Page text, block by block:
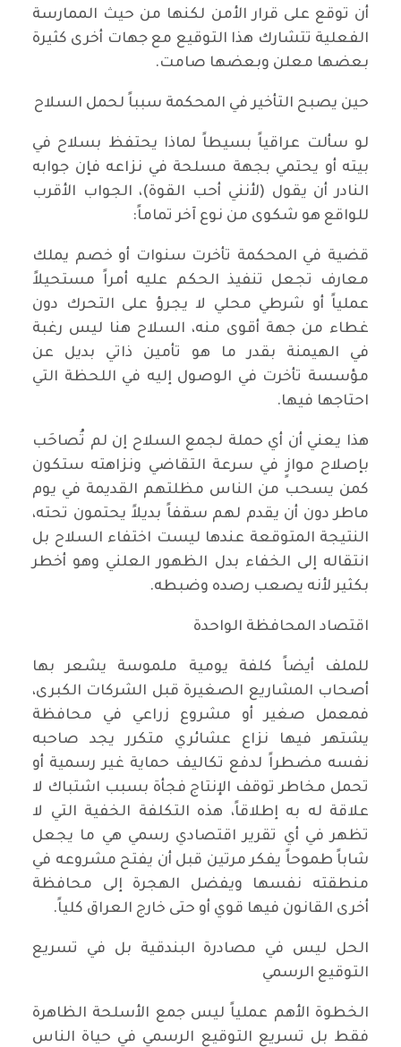
أن توقع على قرار الأمن لكنها من حيث الممارسة
الفعلية تتشارك هذا التوقيع مع جهات أخرى كثيرة
بعضها معلن وبعضها صامت.
‏‏حين يصبح التأخير في المحكمة سبباً لحمل السلاح
‏لو سألت عراقياً بسيطاً لماذا يحتفظ بسلاح في
بيته أو يحتمي بجهة مسلحة في نزاعه فإن جوابه
النادر أن يقول (لأنني أحب القوة)، الجواب الأقرب
للواقع هو شكوى من نوع آخر تماماً:
‏قضية في المحكمة تأخرت سنوات أو خصم يملك
معارف تجعل تنفيذ الحكم عليه أمراً مستحيلاً
عملياً أو شرطي محلي لا يجرؤ على التحرك دون
غطاء من جهة أقوى منه، السلاح هنا ليس رغبة
في الهيمنة بقدر ما هو تأمين ذاتي بديل عن
مؤسسة تأخرت في الوصول إليه في اللحظة التي
احتاجها فيها.
‏هذا يعني أن أي حملة لجمع السلاح إن لم تُصاحَب
بإصلاح موازٍ في سرعة التقاضي ونزاهته ستكون
كمن يسحب من الناس مظلتهم القديمة في يوم
ماطر دون أن يقدم لهم سقفاً بديلاً يحتمون تحته،
النتيجة المتوقعة عندها ليست اختفاء السلاح بل
انتقاله إلى الخفاء بدل الظهور العلني وهو أخطر
بكثير لأنه يصعب رصده وضبطه.
‏‏اقتصاد المحافظة الواحدة
‏‏للملف أيضاً كلفة يومية ملموسة يشعر بها
أصحاب المشاريع الصغيرة قبل الشركات الكبرى،
فمعمل صغير أو مشروع زراعي في محافظة
يشتهر فيها نزاع عشائري متكرر يجد صاحبه
نفسه مضطراً لدفع تكاليف حماية غير رسمية أو
تحمل مخاطر توقف الإنتاج فجأة بسبب اشتباك لا
علاقة له به إطلاقاً، هذه التكلفة الخفية التي لا
تظهر في أي تقرير اقتصادي رسمي هي ما يجعل
شاباً طموحاً يفكر مرتين قبل أن يفتح مشروعه في
منطقته نفسها ويفضل الهجرة إلى محافظة
أخرى القانون فيها قوي أو حتى خارج العراق كلياً.
‏‏الحل ليس في مصادرة البندقية بل في تسريع
التوقيع الرسمي
‏الخطوة الأهم عملياً ليس جمع الأسلحة الظاهرة
فقط بل تسريع التوقيع الرسمي في حياة الناس